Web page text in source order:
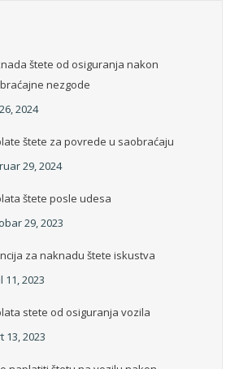
štete od osiguranja nakon
nezgode
2024
štete za povrede u saobraćaju
29, 2024
štete posle udesa
29, 2023
za naknadu štete iskustva
11, 2023
stete od osiguranja vozila
13, 2023